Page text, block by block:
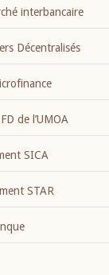
interbancaire
Décentralisés
de l’UMOA
SICA
STAR